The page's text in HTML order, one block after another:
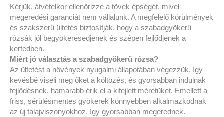
Kérjük, átvételkor ellenőrizze a tövek épségét, mivel
megeredési garanciát nem vállalunk. A megfelelő körülmények
és szakszerű ültetés biztosítják, hogy a szabadgyökerű
rózsák jól begyökeresedjenek és szépen fejlődjenek a
kertedben.
Miért jó választás a szabadgyökerű rózsa?
Az ültetést a növények nyugalmi állapotában végezzük, így
kevésbé viseli meg őket a költözés, és gyorsabban indulnak
fejlődésnek, hamarabb érik el a kifejlett méretüket. Emellett a
friss, sérülésmentes gyökerek könnyebben alkalmazkodnak
az új talajviszonyokhoz, így gyorsabban megerednek.